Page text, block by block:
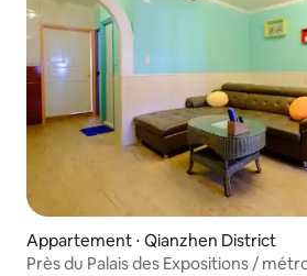
Appartement ⋅ Qianzhen District
Près du Palais des Expositions /